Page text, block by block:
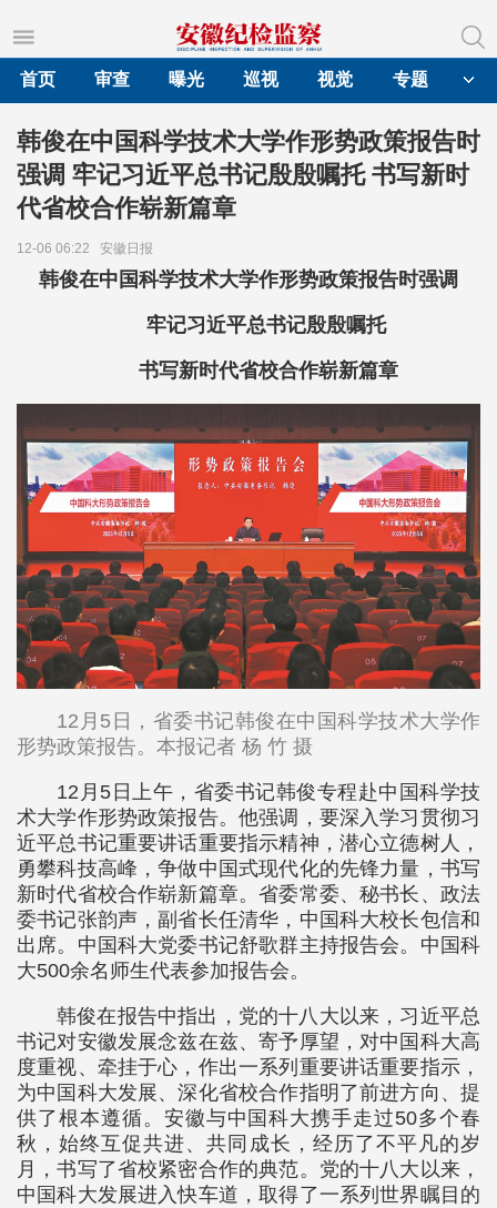
首页
审查 曝光 巡视 视觉 专题
韩俊在中国科学技术大学作形势政策报告时
强调 牢记习近平总书记殷殷嘱托 书写新时
代省校合作崭新篇章
12-06 06:22 安徽日报
韩俊在中国科学技术大学作形势政策报告时强调
牢记习近平总书记殷殷嘱托
书写新时代省校合作崭新篇章
12月5日，省委书记韩俊在中国科学技术大学作
形势政策报告。本报记者 杨 竹 摄
12月5日上午，省委书记韩俊专程赴中国科学技
术大学作形势政策报告。他强调，要深入学习贯彻习
近平总书记重要讲话重要指示精神，潜心立德树人，
勇攀科技高峰，争做中国式现代化的先锋力量，书写
新时代省校合作崭新篇章。省委常委、秘书长、政法
委书记张韵声，副省长任清华，中国科大校长包信和
出席。中国科大党委书记舒歌群主持报告会。中国科
大500余名师生代表参加报告会。
韩俊在报告中指出，党的十八大以来，习近平总
书记对安徽发展念兹在兹、寄予厚望，对中国科大高
度重视、牵挂于心，作出一系列重要讲话重要指示，
为中国科大发展、深化省校合作指明了前进方向、提
供了根本遵循。安徽与中国科大携手走过50多个春
秋，始终互促共进、共同成长，经历了不平凡的岁
月，书写了省校紧密合作的典范。党的十八大以来，
中国科大发展进入快车道，取得了一系列世界瞩目的